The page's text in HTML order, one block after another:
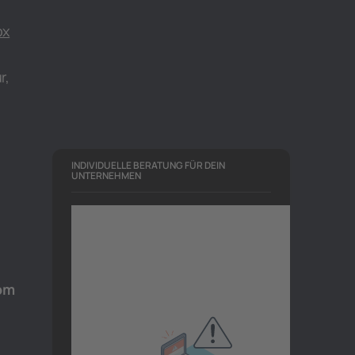
INDIVIDUELLE BERATUNG FÜR DEIN
UNTERNEHMEN